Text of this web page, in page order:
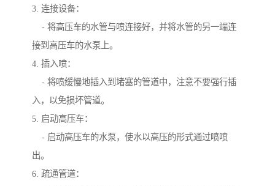
3. 连接设备：
- 将高压车的水管与喷连接好，并将水管的另一端连
接到高压车的水泵上。
4. 插入喷：
- 将喷缓慢地插入到堵塞的管道中，注意不要强行插
入，以免损坏管道。
5. 启动高压车：
- 启动高压车的水泵，使水以高压的形式通过喷喷
出。
6. 疏通管道：